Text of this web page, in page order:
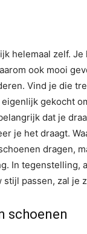
helemaal zelf.
ook mooi
Vind je die
gekocht
dat je
je het draagt.
dragen,
In tegenstelling,
stijl passen, zal je
schoenen